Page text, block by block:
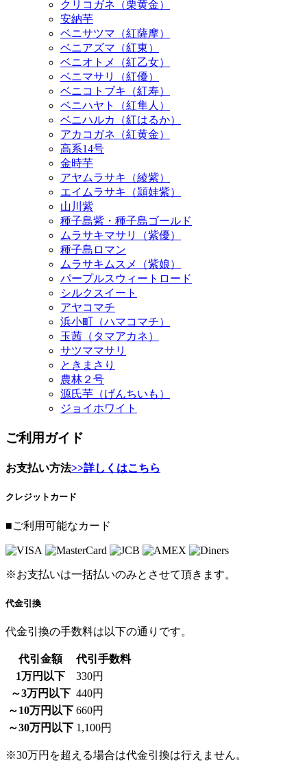
クリコガネ（栗黄金）
安納芋
ベニサツマ（紅薩摩）
ベニアズマ（紅東）
ベニオトメ（紅乙女）
ベニマサリ（紅優）
ベニコトブキ（紅寿）
ベニハヤト（紅隼人）
ベニハルカ（紅はるか）
アカコガネ（紅黄金）
高系14号
金時芋
アヤムラサキ（綾紫）
エイムラサキ（頴娃紫）
山川紫
種子島紫・種子島ゴールド
ムラサキマサリ（紫優）
種子島ロマン
ムラサキムスメ（紫娘）
パープルスウィートロード
シルクスイート
アヤコマチ
浜小町（ハマコマチ）
玉茜（タマアカネ）
サツママサリ
ときまさり
農林２号
源氏芋（げんちいも）
ジョイホワイト
ご利用ガイド
お支払い方法>>詳しくはこちら
クレジットカード
■ご利用可能なカード
※お支払いは一括払いのみとさせて頂きます。
代金引換
代金引換の手数料は以下の通りです。
代引金額
代引手数料
1万円以下
330円
～3万円以下 440円
～10万円以下 660円
～30万円以下 1,100円
※30万円を超える場合は代金引換は行えません。